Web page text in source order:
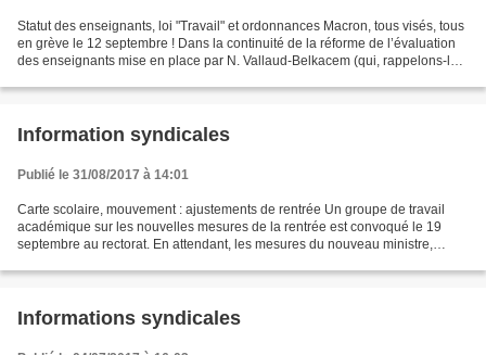
Statut des enseignants, loi "Travail" et ordonnances Macron, tous visés, tous
en grève le 12 septembre ! Dans la continuité de la réforme de l’évaluation
des enseignants mise en place par N. Vallaud-Belkacem (qui, rappelons-le,
Information syndicales
Publié le 31/08/2017 à 14:01
Carte scolaire, mouvement : ajustements de rentrée Un groupe de travail
académique sur les nouvelles mesures de la rentrée est convoqué le 19
septembre au rectorat. En attendant, les mesures du nouveau ministre,
Informations syndicales